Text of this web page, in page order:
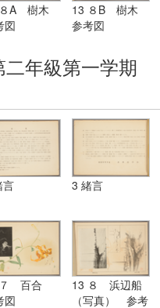
A 樹木
図
13 ８B 樹木
参考図
年級第一学期
言 3 緒言
百合
図
13 ８ 浜辺船
（写真） 参考